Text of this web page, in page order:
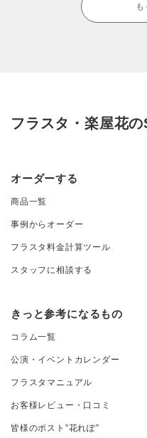
フラスタ・楽屋花
オーダーする
商品一覧
事例からオーダー
フラスタ料金計算ツール
スタッフに相談する
きっと参考になるもの
コラム一覧
公演・イベントカレンダー
フラスタマニュアル
お客様レビュー・口コミ
皆様のポスト”花れぽ”